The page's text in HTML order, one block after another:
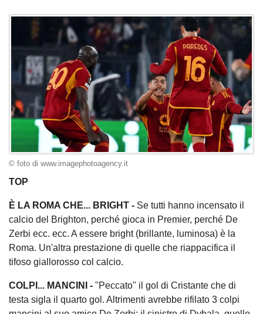
© foto di www.imagephotoagency.it
TOP
È LA ROMA CHE... BRIGHT - Se tutti hanno incensato il
calcio del Brighton, perché gioca in Premier, perché De
Zerbi ecc. ecc. A essere bright (brillante, luminosa) è la
Roma. Un'altra prestazione di quelle che riappacifica il
tifoso giallorosso col calcio.
COLPI... MANCINI - "Peccato" il gol di Cristante che di
testa sigla il quarto gol. Altrimenti avrebbe rifilato 3 colpi